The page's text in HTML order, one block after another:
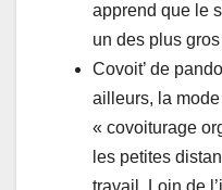
apprend que le
un des plus
Covoit’ de
ailleurs, la
« covoiturage
les petites